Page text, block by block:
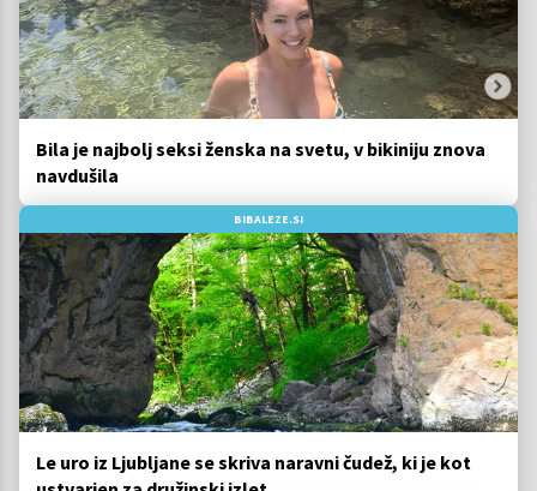
Bila je najbolj seksi ženska na svetu, v bikiniju znova
navdušila
BIBALEZE.SI
Le uro iz Ljubljane se skriva naravni čudež, ki je kot